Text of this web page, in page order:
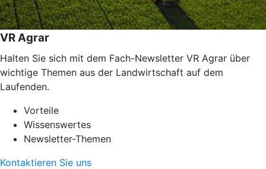
VR Agrar
Halten Sie sich mit dem Fach-Newsletter VR Agrar über
wichtige Themen aus der Landwirtschaft auf dem
Laufenden.
Vorteile
Wissenswertes
Newsletter-Themen
Kontaktieren Sie uns